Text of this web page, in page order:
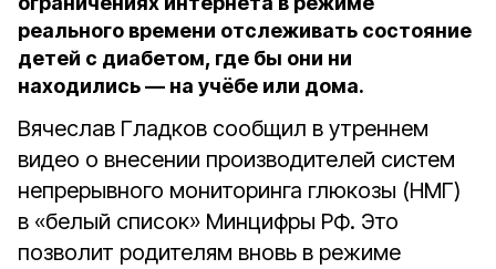
реального времени отслеживать состояние
детей с диабетом, где бы они ни
находились — на учёбе или дома.
Вячеслав Гладков сообщил в утреннем
видео о внесении производителей систем
непрерывного мониторинга глюкозы (НМГ)
в «белый список» Минцифры РФ. Это
позволит родителям вновь в режиме